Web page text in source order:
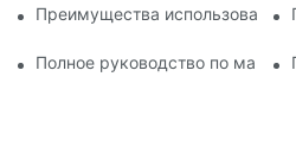
Преимущества использования
Полное руководство по